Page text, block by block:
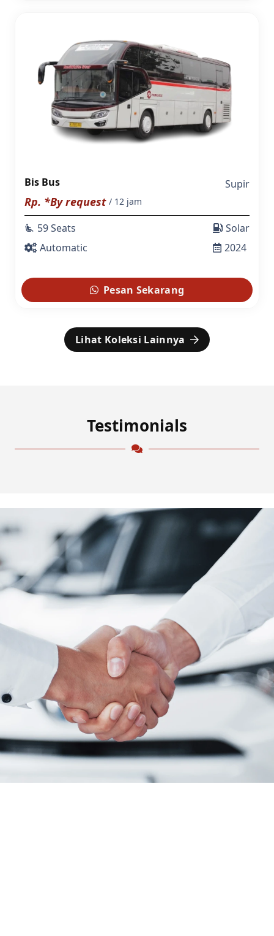
Bis Bus Supir
Rp. *By request / 12 jam
airline_seat_recline_extra 59 Seats
Automatic
Solar
2024
Pesan Sekarang
Lihat Koleksi Lainnya
Testimonials